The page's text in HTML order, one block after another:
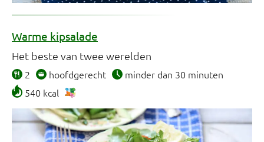
Warme kipsalade
Het beste van twee werelden
2 hoofdgerecht
minder dan 30 minuten
540 kcal